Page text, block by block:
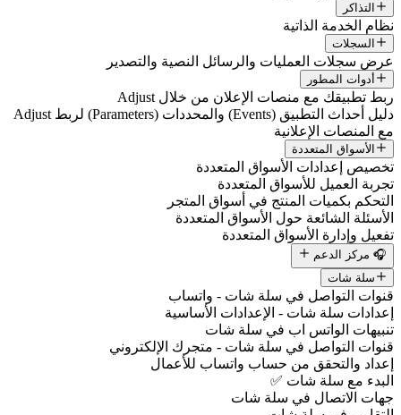
التذاكر
نظام الخدمة الذاتية
السجلات
عرض سجلات العمليات والرسائل النصية والتصدير
أدوات المطور
ربط تطبيقك مع منصات الإعلان من خلال Adjust
دليل أحداث التطبيق (Events) والمحددات (Parameters) لربط Adjust
مع المنصات الإعلانية
الأسواق المتعددة
تخصيص إعدادات الأسواق المتعددة
تجربة العميل للأسواق المتعددة
التحكم بكميات المنتج في أسواق المتجر
الأسئلة الشائعة حول الأسواق المتعددة
تفعيل وإدارة الأسواق المتعددة
🎧 مركز الدعم
سلة شات
قنوات التواصل في سلة شات - واتساب
إعدادات سلة شات - الإعدادات الأساسية
تنبيهات الواتس اب في سلة شات
قنوات التواصل في سلة شات - متجرك الإلكتروني
إعداد والتحقق من حساب واتساب للأعمال
البدء مع سلة شات ✅
جهات الاتصال في سلة شات